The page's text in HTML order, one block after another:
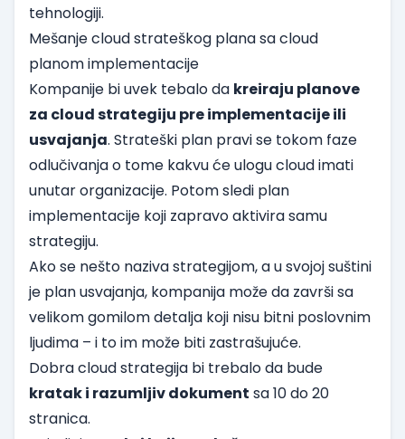
tehnologiji.
Mešanje cloud strateškog plana sa cloud
planom implementacije
Kompanije bi uvek tebalo da kreiraju planove
za cloud strategiju pre implementacije ili
usvajanja. Strateški plan pravi se tokom faze
odlučivanja o tome kakvu će ulogu cloud imati
unutar organizacije. Potom sledi plan
implementacije koji zapravo aktivira samu
strategiju.
Ako se nešto naziva strategijom, a u svojoj suštini
je plan usvajanja, kompanija može da završi sa
velikom gomilom detalja koji nisu bitni poslovnim
ljudima – i to im može biti zastrašujuće.
Dobra cloud strategija bi trebalo da bude
kratak i razumljiv dokument sa 10 do 20
stranica.